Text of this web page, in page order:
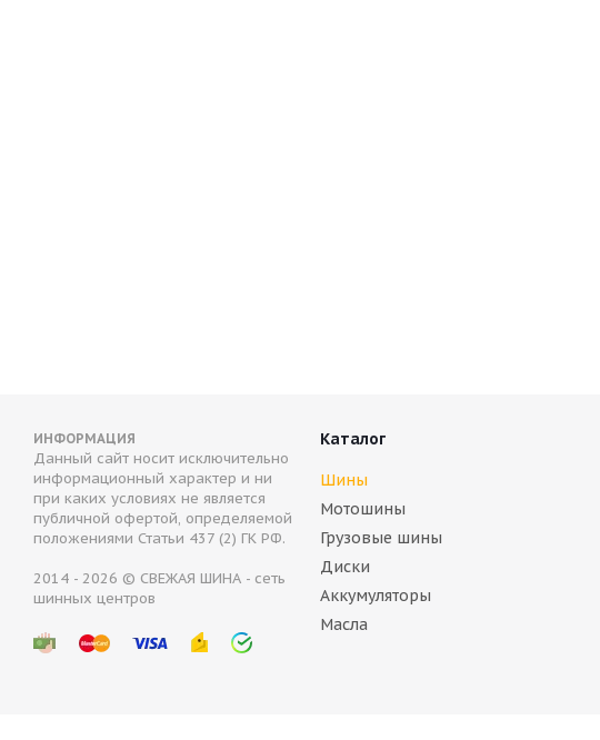
Continental ContiWinterContact TS870 P FR 235/50 R20 100T
ИНФОРМАЦИЯ
Данный сайт носит исключительно
информационный характер и ни
при каких условиях не является
публичной офертой, определяемой
положениями Статьи 437 (2) ГК РФ.
2014 - 2026 © СВЕЖАЯ ШИНА - сеть
шинных центров
Каталог
Шины
Мотошины
Грузовые шины
Диски
Аккумуляторы
Масла